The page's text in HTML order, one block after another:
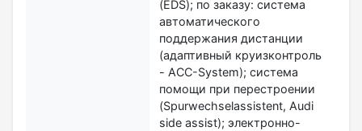
(EDS); по заказу: система
автоматического
поддержания дистанции
(адаптивный круизконтроль
- ACC-System); система
помощи при перестроении
(Spurwechselassistent, Audi
side assist); электронно-